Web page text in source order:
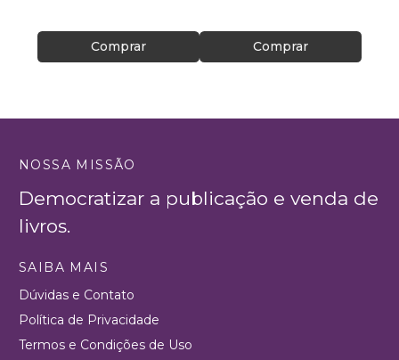
Comprar Comprar
NOSSA MISSÃO
Democratizar a publicação e venda de
livros.
SAIBA MAIS
Dúvidas e Contato
Política de Privacidade
Termos e Condições de Uso